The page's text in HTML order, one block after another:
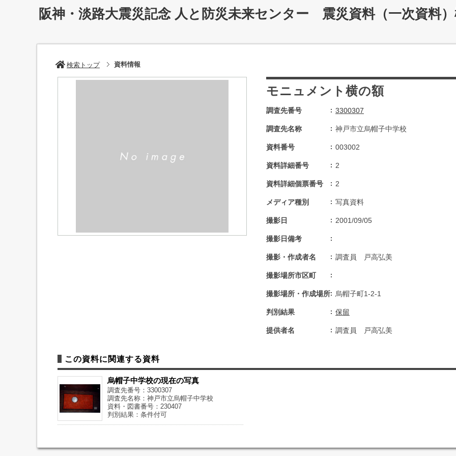
阪神・淡路大震災記念 人と防災未来センター 震災資料（一次資料
検索トップ 資料情報
モニュメント横の額
調査先番号 3300307
調査先名称 神戸市立烏帽子中学校
資料番号 003002
資料詳細番号 2
資料詳細個票番号 2
メディア種別 写真資料
撮影日 2001/09/05
撮影日備考
撮影・作成者名 調査員 戸高弘美
撮影場所市区町
撮影場所・作成場所 烏帽子町1-2-1
判別結果 保留
提供者名 調査員 戸高弘美
この資料に関連する資料
烏帽子中学校の現在の写真
調査先番号：3300307
調査先名称：神戸市立烏帽子中学校
資料・図書番号：230407
判別結果：条件付可